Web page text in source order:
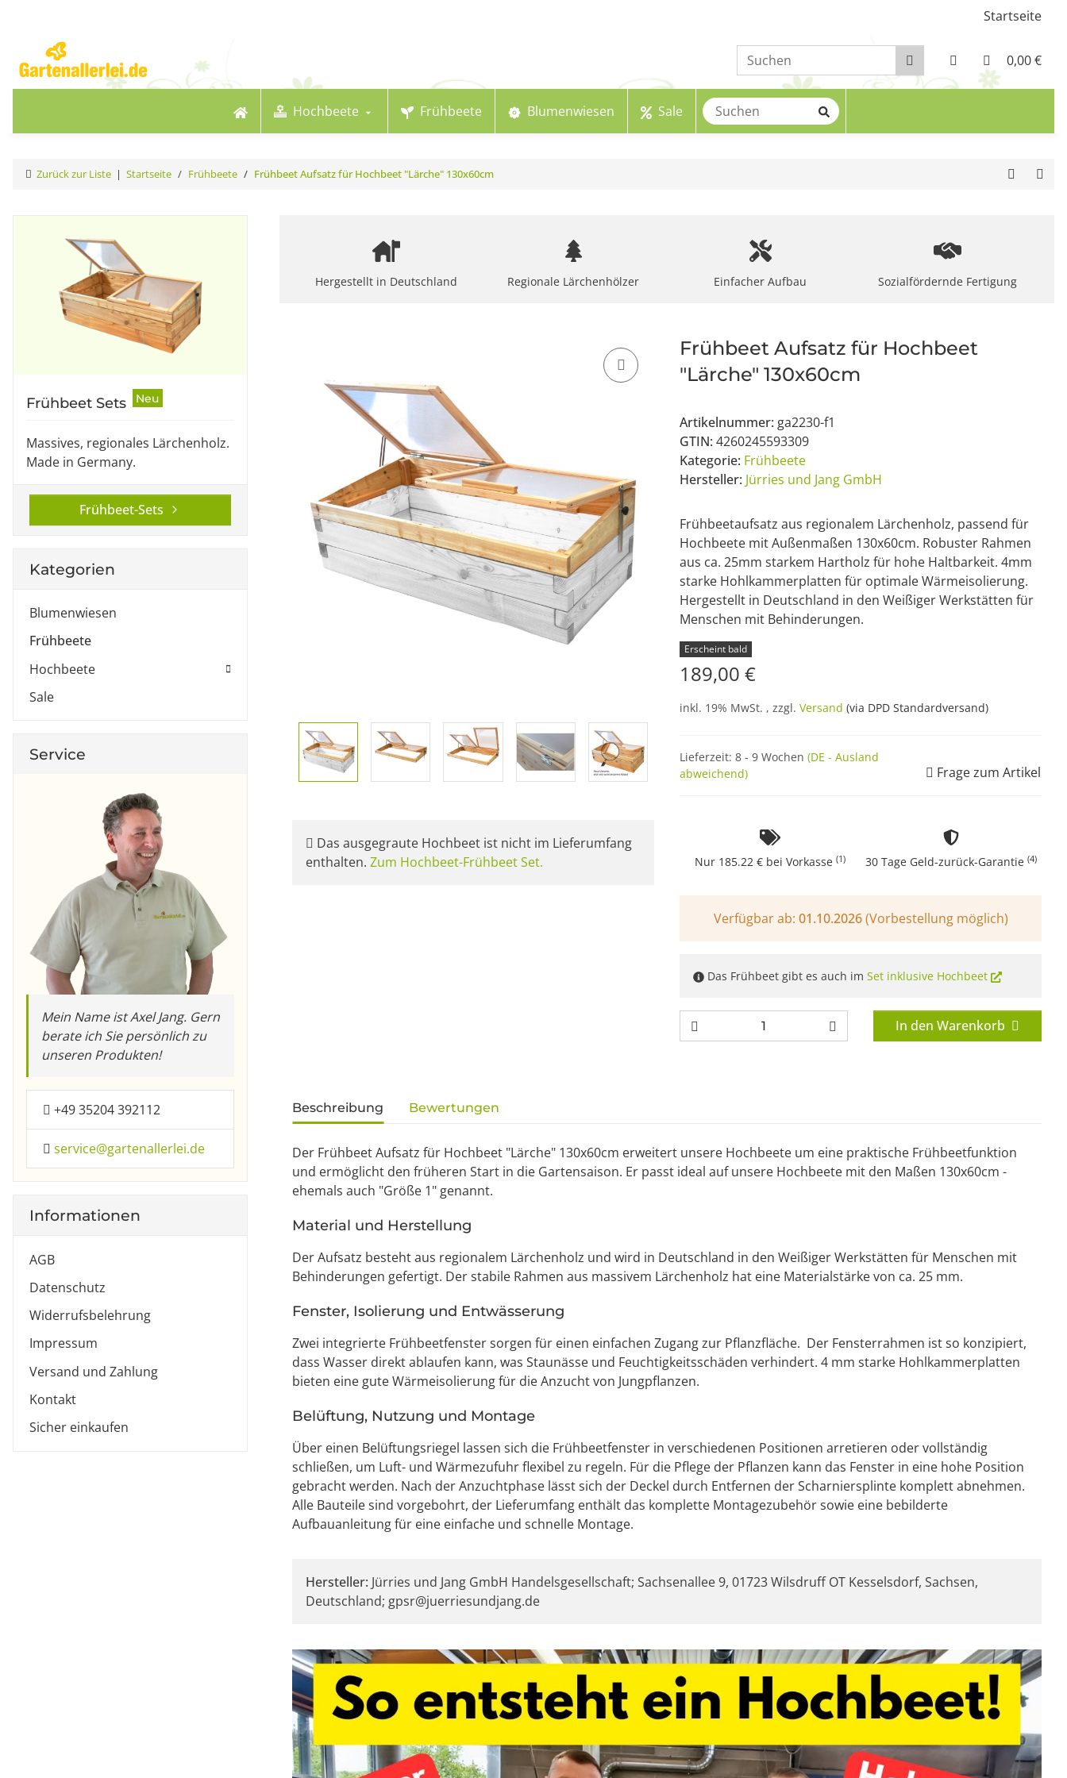
Startseite
0,00 €
Hochbeete Frühbeete Blumenwiesen Sale
Zurück zur Liste Startseite Frühbeete Frühbeet Aufsatz für Hochbeet "Lärche" 130x60cm
Hergestellt in Deutschland Regionale Lärchenhölzer Einfacher Aufbau Sozialfördernde Fertigung
Das ausgegraute Hochbeet ist nicht im Lieferumfang
enthalten. Zum Hochbeet-Frühbeet Set.
Frühbeet Aufsatz für Hochbeet
"Lärche" 130x60cm
Artikelnummer: ga2230-f1
GTIN: 4260245593309
Kategorie: Frühbeete
Hersteller: Jürries und Jang GmbH
Frühbeetaufsatz aus regionalem Lärchenholz, passend für
Hochbeete mit Außenmaßen 130x60cm. Robuster Rahmen
aus ca. 25mm starkem Hartholz für hohe Haltbarkeit. 4mm
starke Hohlkammerplatten für optimale Wärmeisolierung.
Hergestellt in Deutschland in den Weißiger Werkstätten für
Menschen mit Behinderungen.
Erscheint bald
189,00 €
inkl. 19% MwSt. , zzgl. Versand (via DPD Standardversand)
Lieferzeit: 8 - 9 Wochen (DE - Ausland
abweichend)
Frage zum Artikel
Nur 185.22 € bei Vorkasse (1) 30 Tage Geld-zurück-Garantie (4)
Verfügbar ab: 01.10.2026(Vorbestellung möglich)
Das Frühbeet gibt es auch im Set inklusive Hochbeet
In den Warenkorb
weitere Registerkarten anzeigen
Beschreibung Bewertungen
Der Frühbeet Aufsatz für Hochbeet "Lärche" 130x60cm erweitert unsere Hochbeete um eine praktische Frühbeetfunktion
und ermöglicht den früheren Start in die Gartensaison. Er passt ideal auf unsere Hochbeete mit den Maßen 130x60cm -
ehemals auch "Größe 1" genannt.
Material und Herstellung
Der Aufsatz besteht aus regionalem Lärchenholz und wird in Deutschland in den Weißiger Werkstätten für Menschen mit
Behinderungen gefertigt. Der stabile Rahmen aus massivem Lärchenholz hat eine Materialstärke von ca. 25 mm.
Fenster, Isolierung und Entwässerung
Zwei integrierte Frühbeetfenster sorgen für einen einfachen Zugang zur Pflanzfläche. Der Fensterrahmen ist so konzipiert,
dass Wasser direkt ablaufen kann, was Staunässe und Feuchtigkeitsschäden verhindert. 4 mm starke Hohlkammerplatten
bieten eine gute Wärmeisolierung für die Anzucht von Jungpflanzen.
Belüftung, Nutzung und Montage
Über einen Belüftungsriegel lassen sich die Frühbeetfenster in verschiedenen Positionen arretieren oder vollständig
schließen, um Luft- und Wärmezufuhr flexibel zu regeln. Für die Pflege der Pflanzen kann das Fenster in eine hohe Position
gebracht werden. Nach der Anzuchtphase lässt sich der Deckel durch Entfernen der Scharniersplinte komplett abnehmen.
Alle Bauteile sind vorgebohrt, der Lieferumfang enthält das komplette Montagezubehör sowie eine bebilderte
Aufbauanleitung für eine einfache und schnelle Montage.
Hersteller: Jürries und Jang GmbH Handelsgesellschaft; Sachsenallee 9, 01723 Wilsdruff OT Kesselsdorf, Sachsen,
Deutschland; gpsr@juerriesundjang.de
Frühbeet Sets Neu
Massives, regionales Lärchenholz.
Made in Germany.
Frühbeet-Sets
Kategorien
Blumenwiesen
Frühbeete
Hochbeete
Sale
Service
Mein Name ist Axel Jang. Gern
berate ich Sie persönlich zu
unseren Produkten!
+49 35204 392112
service@gartenallerlei.de
Informationen
AGB
Datenschutz
Widerrufsbelehrung
Impressum
Versand und Zahlung
Kontakt
Sicher einkaufen